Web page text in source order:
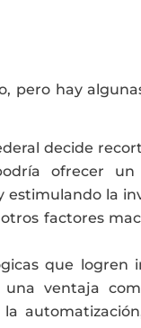
pero hay
decide
ofrecer
la
factores
que logren
ventaja